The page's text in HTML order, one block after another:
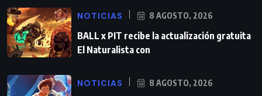
NOTICIAS 8 AGOSTO, 2026
BALL x PIT recibe la actualización gratuita
El Naturalista con
NOTICIAS 8 AGOSTO, 2026